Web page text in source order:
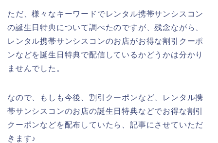
ただ、様々なキーワードでレンタル携帯サンシスコン
の誕生日特典について調べたのですが、残念ながら、
レンタル携帯サンシスコンのお店がお得な割引クーポ
ンなどを誕生日特典で配信しているかどうかは分かり
ませんでした。
なので、もしも今後、割引クーポンなど、レンタル携
帯サンシスコンのお店の誕生日特典などでお得な割引
クーポンなどを配布していたら、記事にさせていただ
きます♪